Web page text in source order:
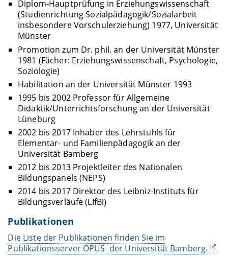
Diplom-Hauptprüfung in Erziehungswissenschaft
(Studienrichtung Sozialpädagogik/Sozialarbeit
insbesondere Vorschulerziehung) 1977, Universität
Münster
Promotion zum Dr. phil. an der Universität Münster
1981 (Fächer: Erziehungswissenschaft, Psychologie,
Soziologie)
Habilitation an der Universität Münster 1993
1995 bis 2002 Professor für Allgemeine
Didaktik/Unterrichtsforschung an der Universität
Lüneburg
2002 bis 2017 Inhaber des Lehrstuhls für
Elementar- und Familienpädagogik an der
Universität Bamberg
2012 bis 2013 Projektleiter des Nationalen
Bildungspanels (NEPS)
2014 bis 2017 Direktor des Leibniz-Instituts für
Bildungsverläufe (LIfBi)
Publikationen
Die Liste der Publikationen finden Sie im
Publikationsserver OPUS der Universität Bamberg.